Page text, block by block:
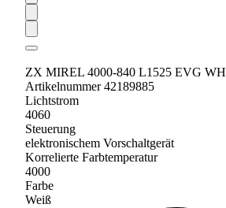
ZX MIREL 4000-840 L1525 EVG WH
Artikelnummer 42189885
Lichtstrom
4060
Steuerung
elektronischem Vorschaltgerät
Korrelierte Farbtemperatur
4000
Farbe
Weiß